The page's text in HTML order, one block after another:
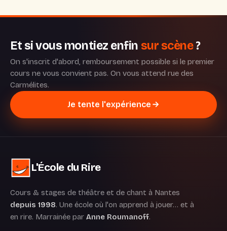
Et si vous montiez enfin sur scène?
On s'inscrit d'abord, remboursement possible si le premier
cours ne vous convient pas. On vous attend rue des
Carmélites.
Je tente l'expérience
L'École du Rire
Cours & stages de théâtre et de chant à Nantes
depuis 1998. Une école où l'on apprend à jouer… et à
en rire. Marrainée par Anne Roumanoff.